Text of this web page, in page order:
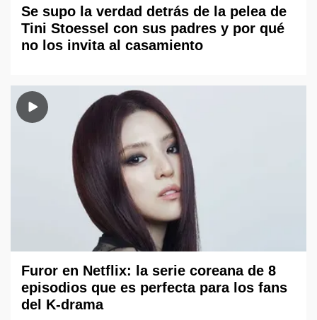
Se supo la verdad detrás de la pelea de
Tini Stoessel con sus padres y por qué
no los invita al casamiento
Furor en Netflix: la serie coreana de 8
episodios que es perfecta para los fans
del K-drama